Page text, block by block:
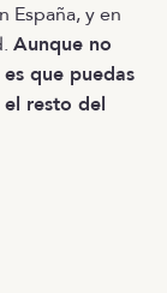
y en
Aunque no
que puedas
resto del